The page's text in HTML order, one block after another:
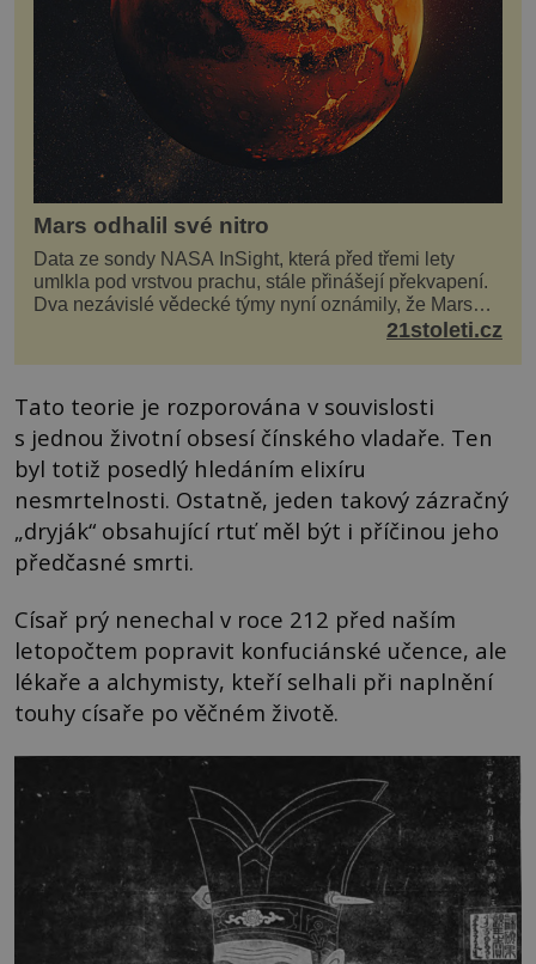
Mars odhalil své nitro
Data ze sondy NASA InSight, která před třemi lety
umlkla pod vrstvou prachu, stále přinášejí překvapení.
Dva nezávislé vědecké týmy nyní oznámily, že Mars
má nejen plášť plný trosek z dávných impaktů,...21stoleti.cz
Tato teorie je rozporována v souvislosti
s jednou životní obsesí čínského vladaře. Ten
byl totiž posedlý hledáním elixíru
nesmrtelnosti. Ostatně, jeden takový zázračný
„dryják“ obsahující rtuť měl být i příčinou jeho
předčasné smrti.
Císař prý nenechal v roce 212 před naším
letopočtem popravit konfuciánské učence, ale
lékaře a alchymisty, kteří selhali při naplnění
touhy císaře po věčném životě.